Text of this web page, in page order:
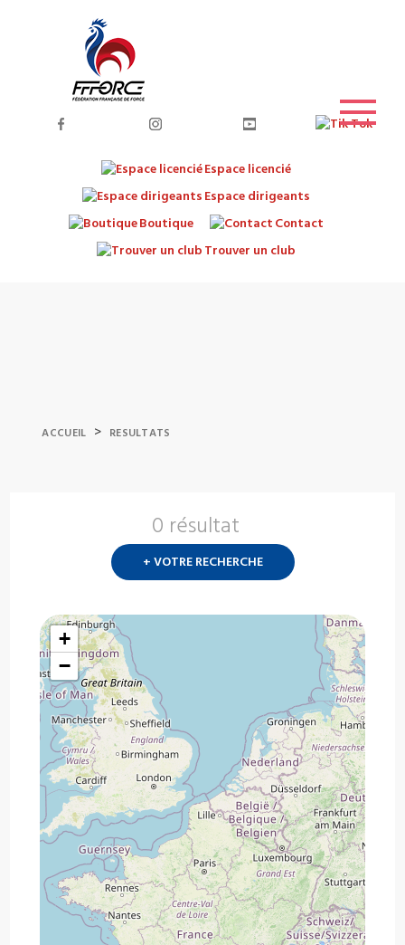
Espace licencié
Espace dirigeants
Boutique
Contact
Trouver un club
ACCUEIL > RESULTATS
0 résultat
+ VOTRE RECHERCHE
+
−